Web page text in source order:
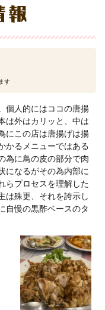
す
個人的にはココの唐揚
は外はカリッと、中は
にこの店は唐揚げは揚
かるメニューではある
為に鳥の皮の部分で肉
になるがその為内部に
らプロセスを理解した
は殊更、それを誇示し
自慢の黒酢ベースのタ